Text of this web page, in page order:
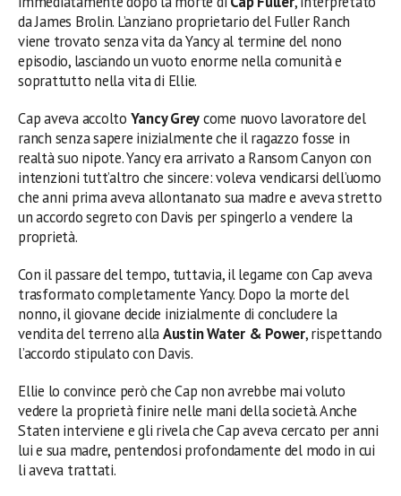
da James Brolin. L’anziano proprietario del Fuller Ranch
viene trovato senza vita da Yancy al termine del nono
episodio, lasciando un vuoto enorme nella comunità e
soprattutto nella vita di Ellie.
Cap aveva accolto Yancy Greycome nuovo lavoratore del
ranch senza sapere inizialmente che il ragazzo fosse in
realtà suo nipote. Yancy era arrivato a Ransom Canyon con
intenzioni tutt’altro che sincere: voleva vendicarsi dell’uomo
che anni prima aveva allontanato sua madre e aveva stretto
un accordo segreto con Davis per spingerlo a vendere la
proprietà.
Con il passare del tempo, tuttavia, il legame con Cap aveva
trasformato completamente Yancy. Dopo la morte del
nonno, il giovane decide inizialmente di concludere la
vendita del terreno allaAustin Water & Power, rispettando
l’accordo stipulato con Davis.
Ellie lo convince però che Cap non avrebbe mai voluto
vedere la proprietà finire nelle mani della società. Anche
Staten interviene e gli rivela che Cap aveva cercato per anni
lui e sua madre, pentendosi profondamente del modo in cui
li aveva trattati.